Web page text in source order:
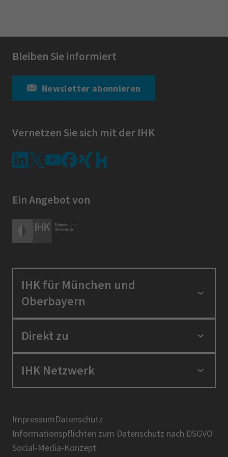
Bleiben Sie informiert
Newsletter abonnieren
Vernetzen Sie sich mit der IHK
Ein Angebot von
IHK für München und
Oberbayern
Standortpolitik
Berufszugang
Über uns
Direkt zu
Positionen
Presse
IHK-Magazin
IHK Netzwerk
BIHK
DIHK
AHK
ImpressumDatenschutz
Informationspflichten zum Datenschutz nach DSGVO
Social-Media-Konzept